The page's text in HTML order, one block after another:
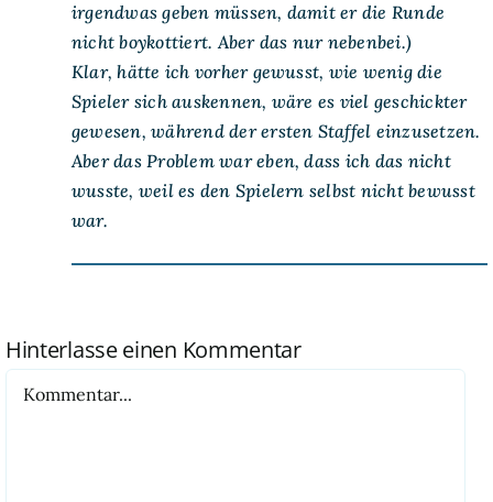
irgendwas geben müssen, damit er die Runde
nicht boykottiert. Aber das nur nebenbei.)
Klar, hätte ich vorher gewusst, wie wenig die
Spieler sich auskennen, wäre es viel geschickter
gewesen, während der ersten Staffel einzusetzen.
Aber das Problem war eben, dass ich das nicht
wusste, weil es den Spielern selbst nicht bewusst
war.
Hinterlasse einen Kommentar